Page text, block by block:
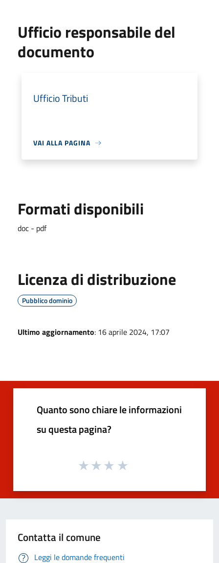
Ufficio responsabile del
documento
Ufficio Tributi
VAI ALLA PAGINA
Formati disponibili
doc - pdf
Licenza di distribuzione
Pubblico dominio
Ultimo aggiornamento: 16 aprile 2024, 17:07
Quanto sono chiare le informazioni
su questa pagina?
Contatta il comune
Leggi le domande frequenti